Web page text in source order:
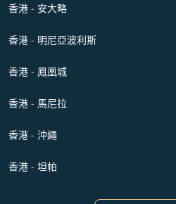
香港 - 安大略
香港 - 明尼亞波利斯
香港 - 鳳凰城
香港 - 馬尼拉
香港 - 沖繩
香港 - 坦帕